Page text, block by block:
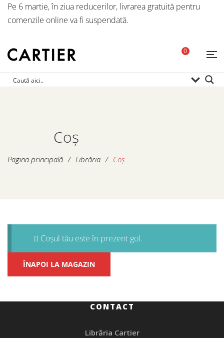
Pe 6 martie, în ziua reducerilor, livrarea gratuită pentru
comenzile online va fi suspendată.
0
Coș
Pagina principală / Librăria / Coș
Coșul tău este în prezent gol.
ÎNAPOI LA MAGAZIN
CONTACT
Librăria Cartier